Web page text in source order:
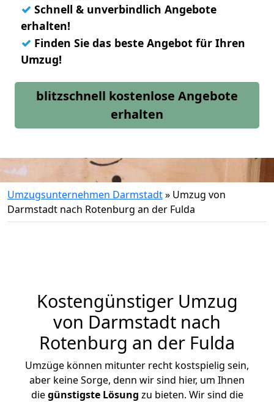
✓ Schnell & unverbindlich Angebote
erhalten!
✓ Finden Sie das beste Angebot für Ihren
Umzug!
blitzschnell kostenlose Angebote
erhalten
Umzugsunternehmen Darmstadt» Umzug von
Darmstadt nach Rotenburg an der Fulda
Kostengünstiger Umzug
von Darmstadt nach
Rotenburg an der Fulda
Umzüge können mitunter recht kostspielig sein,
aber keine Sorge, denn wir sind hier, um Ihnen
diegünstigste Lösung zu bieten. Wir sind die